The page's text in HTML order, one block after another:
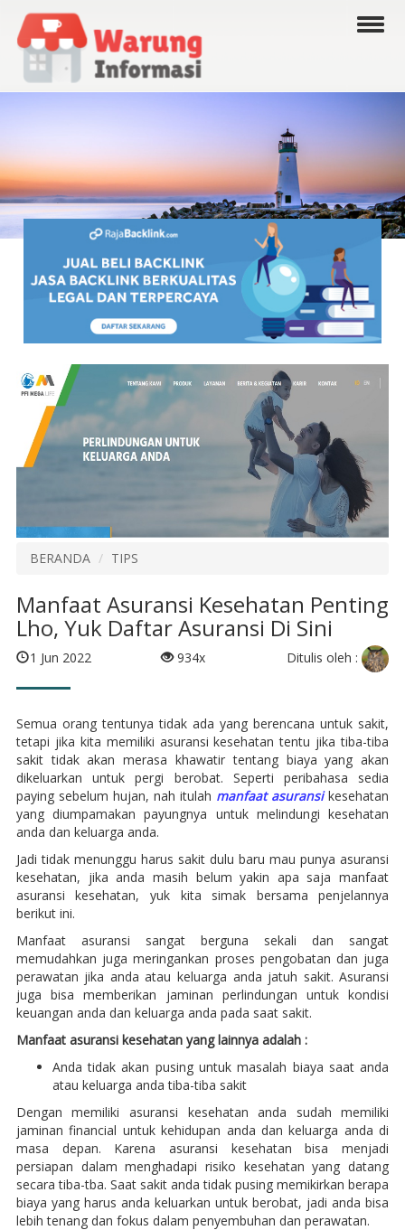
BERANDA TIPS
Manfaat Asuransi Kesehatan Penting
Lho, Yuk Daftar Asuransi Di Sini
1 Jun 2022 934x Ditulis oleh :
Semua orang tentunya tidak ada yang berencana untuk sakit,
tetapi jika kita memiliki asuransi kesehatan tentu jika tiba-tiba
sakit tidak akan merasa khawatir tentang biaya yang akan
dikeluarkan untuk pergi berobat. Seperti peribahasa sedia
paying sebelum hujan, nah itulah manfaat asuransikesehatan
yang diumpamakan payungnya untuk melindungi kesehatan
anda dan keluarga anda.
Jadi tidak menunggu harus sakit dulu baru mau punya asuransi
kesehatan, jika anda masih belum yakin apa saja manfaat
asuransi kesehatan, yuk kita simak bersama penjelannya
berikut ini.
Manfaat asuransi sangat berguna sekali dan sangat
memudahkan juga meringankan proses pengobatan dan juga
perawatan jika anda atau keluarga anda jatuh sakit. Asuransi
juga bisa memberikan jaminan perlindungan untuk kondisi
keuangan anda dan keluarga anda pada saat sakit.
Manfaat asuransi kesehatan yang lainnya adalah :
Anda tidak akan pusing untuk masalah biaya saat anda
atau keluarga anda tiba-tiba sakit
Dengan memiliki asuransi kesehatan anda sudah memiliki
jaminan financial untuk kehidupan anda dan keluarga anda di
masa depan. Karena asuransi kesehatan bisa menjadi
persiapan dalam menghadapi risiko kesehatan yang datang
secara tiba-tba. Saat sakit anda tidak pusing memikirkan berapa
biaya yang harus anda keluarkan untuk berobat, jadi anda bisa
lebih tenang dan fokus dalam penyembuhan dan perawatan.